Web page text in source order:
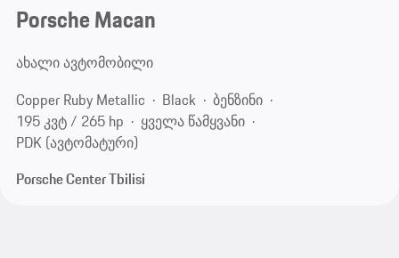
Porsche Macan
ახალი ავტომობილი
Copper Ruby Metallic
Black
ბენზინი
195 კვტ / 265 hp
ყველა წამყვანი
PDK (ავტომატური)
Porsche Center Tbilisi